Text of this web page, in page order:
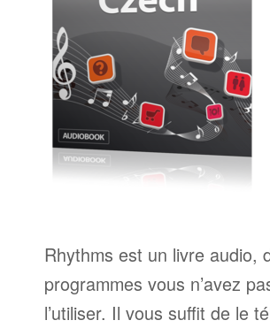
Rhythms est un livre audio,
programmes vous n’avez
l’utiliser. Il vous suffit de le